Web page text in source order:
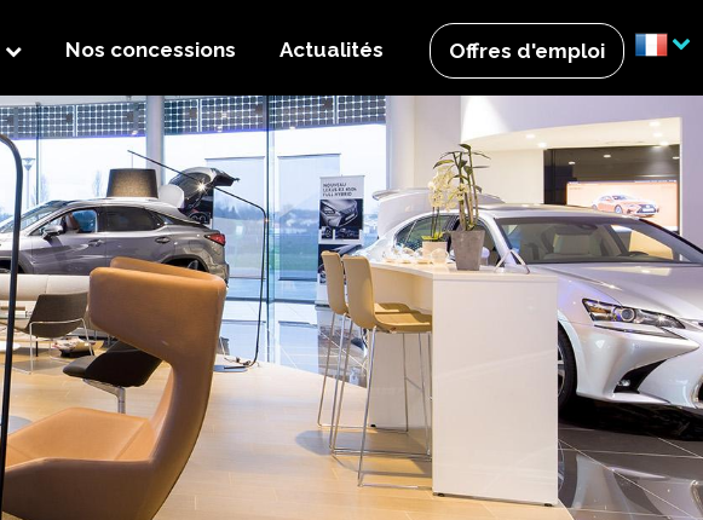
Nos concessions Actualités Offres d'emploi